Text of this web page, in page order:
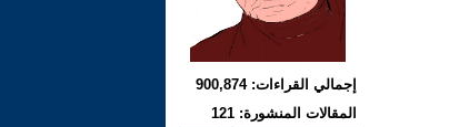
إجمالي القراءات: 900,874
المقالات المنشورة: 121